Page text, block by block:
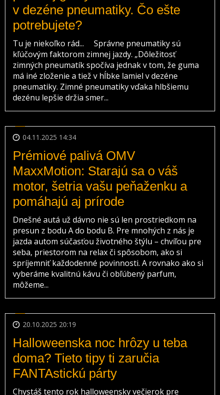
v dezéne pneumatiky. Čo ešte
potrebujete?
Tu je niekoľko rád... Správne pneumatiky sú
kľúčovým faktorom zimnej jazdy. „Dôležitosť
zimných pneumatík spočíva jednak v tom, že guma
má iné zloženie a tiež v hĺbke lamiel v dezéne
pneumatiky. Zimné pneumatiky vďaka hlbšiemu
dezénu lepšie držia smer...
04.11.2025 14:34
Prémiové palivá OMV
MaxxMotion: Starajú sa o váš
motor, šetria vašu peňaženku a
pomáhajú aj prírode
Dnešné autá už dávno nie sú len prostriedkom na
presun z bodu A do bodu B. Pre mnohých z nás je
jazda autom súčasťou životného štýlu – chvíľou pre
seba, priestorom na relax či spôsobom, ako si
spríjemniť každodenné povinnosti. A rovnako ako si
vyberáme kvalitnú kávu či obľúbený parfum,
môžeme...
20.10.2025 20:19
Halloweenska noc hrôzy u teba
doma? Tieto tipy ti zaručia
FANTAstickú párty
Chystáš tento rok halloweensky večierok pre